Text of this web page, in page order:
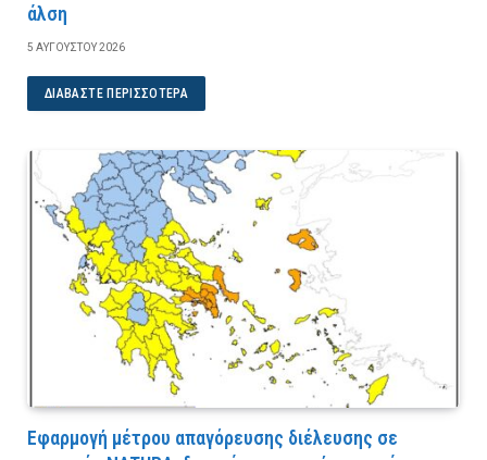
άλση
5 ΑΥΓΟΎΣΤΟΥ 2026
ΔΙΑΒΆΣΤΕ ΠΕΡΙΣΣΌΤΕΡΑ
Εφαρμογή μέτρου απαγόρευσης διέλευσης σε